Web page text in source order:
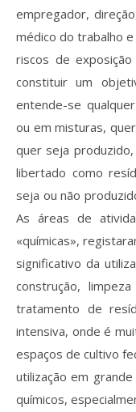
empregador,
médico do trabalho
riscos de
constituir um
entende-se
ou em misturas,
quer seja
libertado como
seja ou não
As áreas de
«químicas»,
significativo da
construção,
tratamento de
intensiva, onde é
espaços de cultivo
utilização em
químicos,